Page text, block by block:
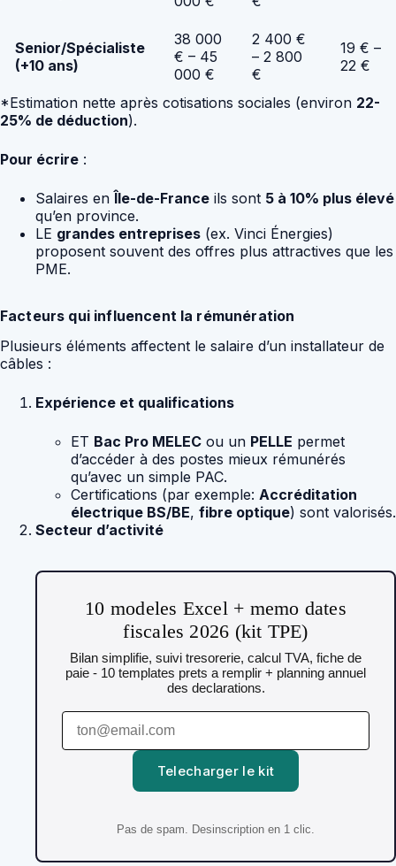
Senior/Spécialiste
(+10 ans)
38 000
€ – 45
000 €
2 400 €
– 2 800
€
19 € –
22 €
*Estimation nette après cotisations sociales (environ 22-
25% de déduction).
Pour écrire :
Salaires enÎle-de-France ils sont 5 à 10% plus élevé
qu’en province.
LE grandes entreprises (ex. Vinci Énergies)
proposent souvent des offres plus attractives que les
PME.
Facteurs qui influencent la rémunération
Plusieurs éléments affectent le salaire d’un installateur de
câbles :
Expérience et qualifications
ET Bac Pro MELEC ou un PELLE permet
d’accéder à des postes mieux rémunérés
qu’avec un simple PAC.
Certifications (par exemple: Accréditation
électrique BS/BE, fibre optique) sont valorisés.
Secteur d’activité
10 modeles Excel + memo dates
fiscales 2026 (kit TPE)
Bilan simplifie, suivi tresorerie, calcul TVA, fiche de
paie - 10 templates prets a remplir + planning annuel
des declarations.
Telecharger le kit
Pas de spam. Desinscription en 1 clic.